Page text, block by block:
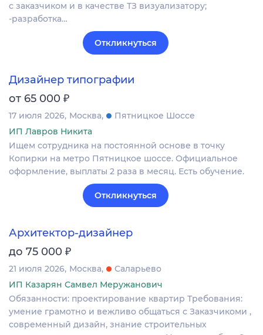
с заказчиком и в качестве ТЗ визуализатору;
-разработка…
Откликнуться
Дизайнер типографии
от 65 000 ₽
17 июля 2026 Москва
Пятницкое Шоссе
ИП Лавров Никита
Ищем сотрудника на постоянной основе в точку
Копирки на метро Пятницкое шоссе. Официальное
оформление, выплаты 2 раза в месяц. Есть обучение.
Откликнуться
Архитектор-дизайнер
до 75 000 ₽
21 июля 2026 Москва
Саларьево
ИП Казарян Самвел Меружанович
Обязанности: проектирование квартир Требования:
умение грамотно и вежливо общаться с Заказчикоми ,
современный дизайн, знание строительных